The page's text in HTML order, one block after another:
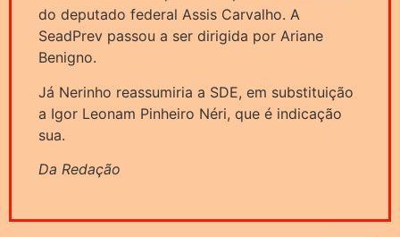
do deputado federal Assis Carvalho. A
SeadPrev passou a ser dirigida por Ariane
Benigno.
Já Nerinho reassumiria a SDE, em substituição
a Igor Leonam Pinheiro Néri, que é indicação
sua.
Da Redação